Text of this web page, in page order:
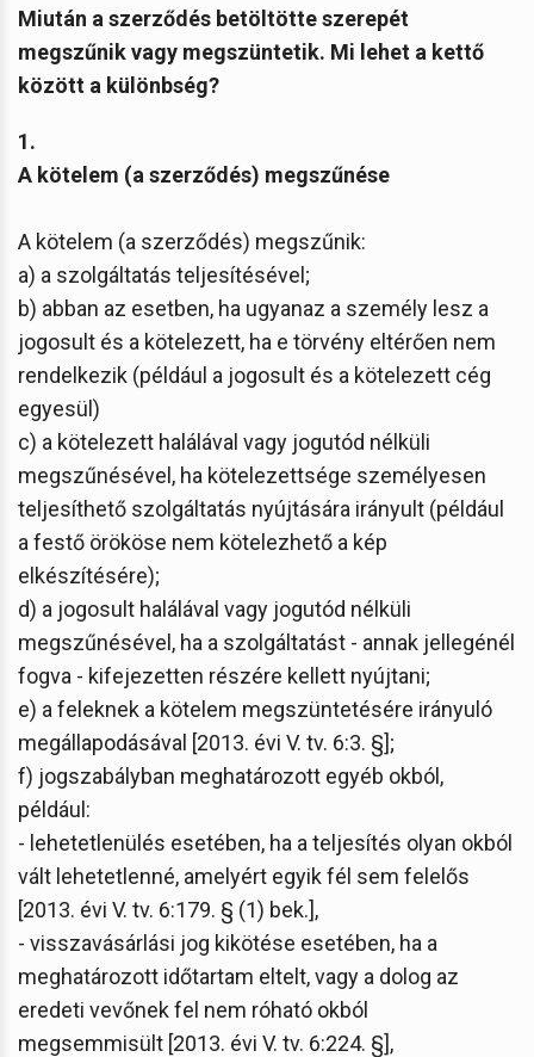
Miután a szerződés betöltötte szerepét
megszűnik vagy megszüntetik. Mi lehet a kettő
között a különbség?
1.
A kötelem (a szerződés) megszűnése
A kötelem (a szerződés) megszűnik:
a) a szolgáltatás teljesítésével;
b) abban az esetben, ha ugyanaz a személy lesz a
jogosult és a kötelezett, ha e törvény eltérően nem
rendelkezik (például a jogosult és a kötelezett cég
egyesül)
c) a kötelezett halálával vagy jogutód nélküli
megszűnésével, ha kötelezettsége személyesen
teljesíthető szolgáltatás nyújtására irányult (például
a festő örököse nem kötelezhető a kép
elkészítésére);
d) a jogosult halálával vagy jogutód nélküli
megszűnésével, ha a szolgáltatást - annak jellegénél
fogva - kifejezetten részére kellett nyújtani;
e) a feleknek a kötelem megszüntetésére irányuló
megállapodásával [2013. évi V. tv. 6:3. §];
f) jogszabályban meghatározott egyéb okból,
például:
- lehetetlenülés esetében, ha a teljesítés olyan okból
vált lehetetlenné, amelyért egyik fél sem felelős
[2013. évi V. tv. 6:179. § (1) bek.],
- visszavásárlási jog kikötése esetében, ha a
meghatározott időtartam eltelt, vagy a dolog az
eredeti vevőnek fel nem róható okból
megsemmisült [2013. évi V. tv. 6:224. §],